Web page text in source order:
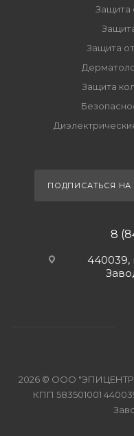
Защита
Защита
Защита
ПОДПИСАТЬСЯ НА
8
440039,
2026 © ООО
КПП 583501001